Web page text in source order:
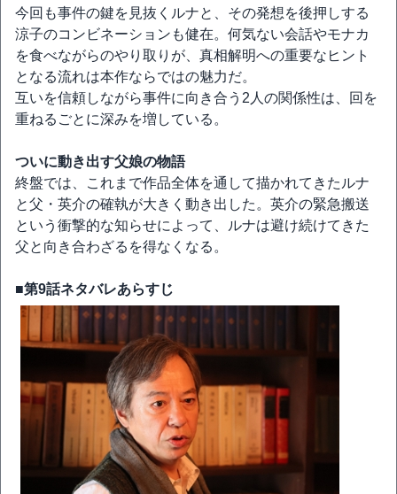
今回も事件の鍵を見抜くルナと、その発想を後押しする
涼子のコンビネーションも健在。何気ない会話やモナカ
を食べながらのやり取りが、真相解明への重要なヒント
となる流れは本作ならではの魅力だ。
互いを信頼しながら事件に向き合う2人の関係性は、回を
重ねるごとに深みを増している。
ついに動き出す父娘の物語
終盤では、これまで作品全体を通して描かれてきたルナ
と父・英介の確執が大きく動き出した。英介の緊急搬送
という衝撃的な知らせによって、ルナは避け続けてきた
父と向き合わざるを得なくなる。
■第9話ネタバレあらすじ